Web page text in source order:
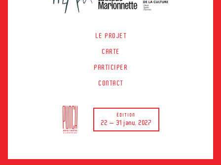
LE PROJET
CARTE
PARTICIPER
CONTACT
ÉDITION
22 — 31 janv. 2027